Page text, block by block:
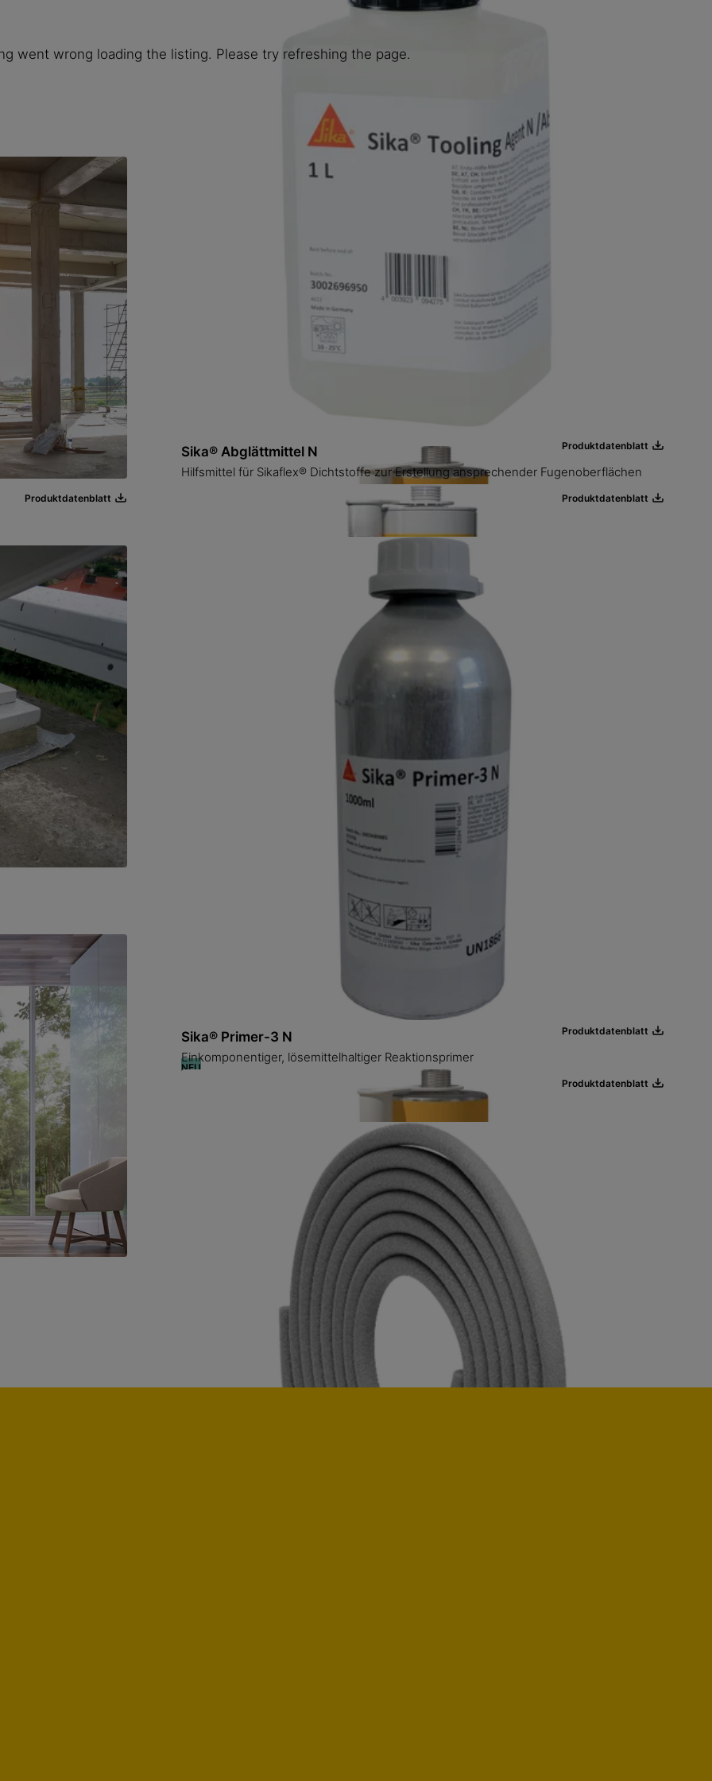
Produktdatenblatt
Sikaflex® PRO-3 Purform® PowerCure
Produktdatenblatt
NEU
Produktdatenblatt
Transparenter, universeller Kleb- und Dichtstoff
Produktdatenblatt
Produktdatenblatt
SikaBond®-120 Universal 10
Schnellhärtender und universell verwendbarer Montageklebstoff
Produktdatenblatt
Produktdatenblatt
Sika® Abglättmittel N
Hilfsmittel für Sikaflex® Dichtstoffe zur Erstellung ansprechender Fugenoberflächen
Produktdatenblatt
poröse Oberflächen
Produktdatenblatt
Sika® Primer-3 N
Einkomponentiger, lösemittelhaltiger Reaktionsprimer
Produktdatenblatt
Holz
went wrong loading the listing. Please try refreshing the page.